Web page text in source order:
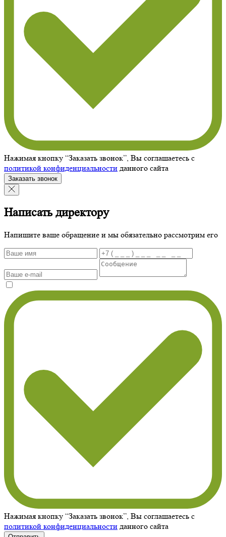
Нажимая кнопку “Заказать звонок”, Вы соглашаетесь с
политикой конфиденциальности данного сайта
Заказать звонок
Написать директору
Напишите ваше обращение и мы обязательно рассмотрим его
Нажимая кнопку “Заказать звонок”, Вы соглашаетесь с
политикой конфиденциальности данного сайта